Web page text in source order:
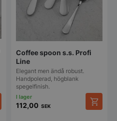
Coffee spoon s.s. Profi
Line
Elegant men ändå robust.
Handpolerad, högblank
spegelfinish.
112,00 SEK